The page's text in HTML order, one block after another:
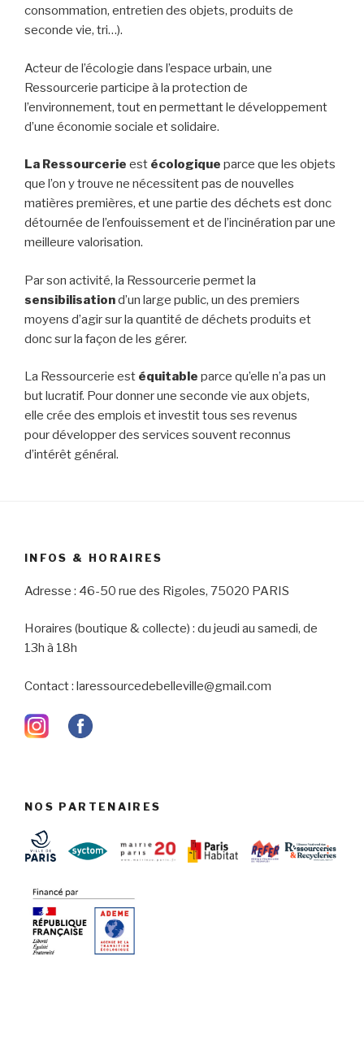
consommation, entretien des objets, produits de
seconde vie, tri…).
Acteur de l’écologie dans l’espace urbain, une
Ressourcerie participe à la protection de
l’environnement, tout en permettant le développement
d’une économie sociale et solidaire.
La Ressourcerie est écologique parce que les objets
que l’on y trouve ne nécessitent pas de nouvelles
matières premières, et une partie des déchets est donc
détournée de l’enfouissement et de l’incinération par une
meilleure valorisation.
Par son activité, la Ressourcerie permet la
sensibilisationd’un large public, un des premiers
moyens d’agir sur la quantité de déchets produits et
donc sur la façon de les gérer.
La Ressourcerie est équitable parce qu’elle n’a pas un
but lucratif. Pour donner une seconde vie aux objets,
elle crée des emplois et investit tous ses revenus
pour développer des services souvent reconnus
d’intérêt général.
INFOS & HORAIRES
Adresse : 46-50 rue des Rigoles, 75020 PARIS
Horaires (boutique & collecte) : du jeudi au samedi, de
13h à 18h
Contact : laressourcedebelleville@gmail.com
NOS PARTENAIRES